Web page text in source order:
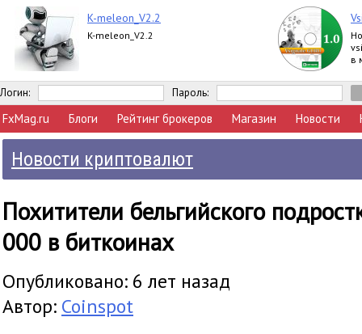
K-meleon_V2.2
K-meleon_V2.2
в
Логин: Пароль:
FxMag.ru Блоги Рейтинг брокеров Магазин Новости
Новости криптовалют
Похитители бельгийского
000 в биткоинах
Опубликовано: 6 лет назад
Автор: Coinspot